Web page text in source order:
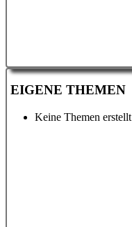
EIGENE THEMEN
Keine Themen erstellt